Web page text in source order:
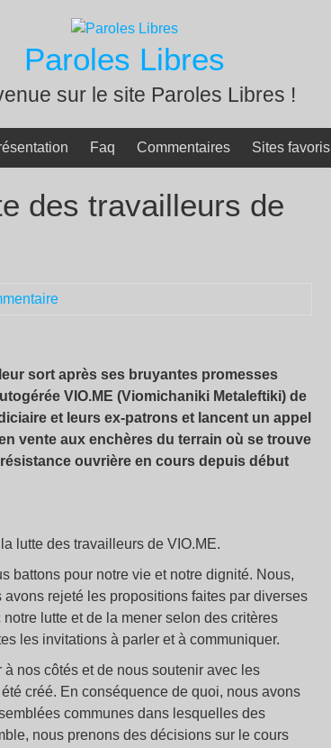
Paroles Libres
sur le site Paroles Libres !
Faq Commentaires Sites favoris
des travailleurs de
sort après ses bruyantes promesses
VIO.ME (Viomichaniki Metaleftiki) de
et leurs ex-patrons et lancent un appel
vente aux enchères du terrain où se trouve
ouvrière en cours depuis début
lutte des travailleurs de VIO.ME.
battons pour notre vie et notre dignité. Nous,
rejeté les propositions faites par diverses
lutte et de la mener selon des critères
les invitations à parler et à communiquer.
nos côtés et de nous soutenir avec les
créé. En conséquence de quoi, nous avons
communes dans lesquelles des
nous prenons des décisions sur le cours